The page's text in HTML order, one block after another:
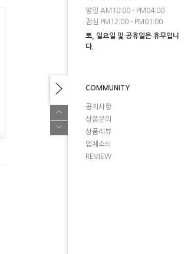
평일 AM10:00 - PM04:00
점심 PM12:00 - PM01:00
토, 일요일 및 공휴일은 휴무입니
다.
COMMUNITY
공지사항
상품문의
상품리뷰
업체소식
REVIEW